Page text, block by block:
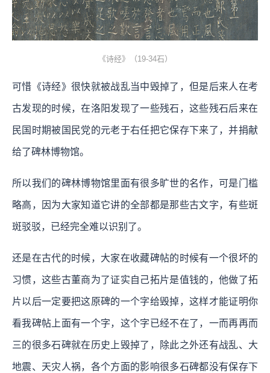
《诗经》（19-34石）
可惜《诗经》很快就被战乱当中毁掉了，但是后来人在考
古发现的时候，在洛阳发现了一些残石，这些残石后来在
民国时期被国民党的元老于右任把它保存下来了，并捐献
给了碑林博物馆。
所以我们的碑林博物馆里面有很多旷世的名作，可是门槛
略高，因为大家知道它讲的全部都是那些古文字，有些斑
斑驳驳，已经完全难以识别了。
还是在古代的时候，大家在收藏碑帖的时候有一个很坏的
习惯，这些古董商为了证实自己拓片是值钱的，他做了拓
片以后一定要把这原碑的一个字给毁掉，这样才能证明你
看我碑帖上面有一个字，这个字已经不在了，一而再再而
三的很多石碑就在历史上毁掉了，除此之外还有战乱、大
地震、天灾人祸，各个方面的影响很多石碑都没有保存下